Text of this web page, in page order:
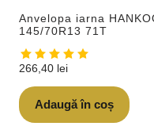
Anvelopa iarna
145/70R13 71T
266,40 lei
Adaugă în coș